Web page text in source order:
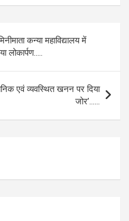
e
gr
a
m
ail py
Li
n
k
ar
कन्या महाविद्यालय में
लोकार्पण…..
एवं व्यवस्थित खनन पर दिया
जोर’……